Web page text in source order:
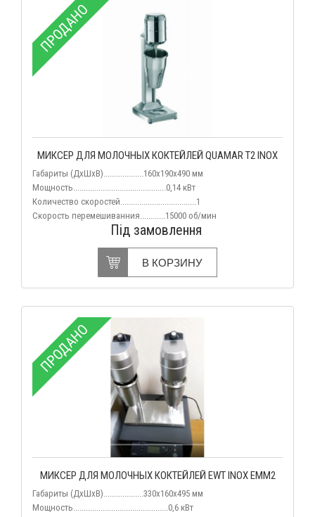
ПРОДАНО
МИКСЕР ДЛЯ МОЛОЧНЫХ КОКТЕЙЛЕЙ QUAMAR T2 INOX
Габариты (ДхШхВ)...................160х190х490 мм
Мощность............................................0,14 кВт
Количество скоростей....................................1
Скорость перемешиванния............15000 об/мин
Під замовлення
В КОРЗИНУ
ПРОДАНО
МИКСЕР ДЛЯ МОЛОЧНЫХ КОКТЕЙЛЕЙ EWT INOX EMM2
Габариты (ДхШхВ)...................330х160х495 мм
Мощность.............................................0,6 кВт